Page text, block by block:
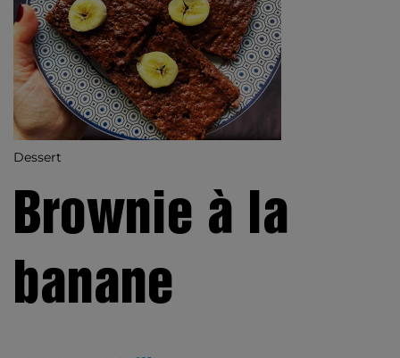
Dessert
Brownie à la
banane